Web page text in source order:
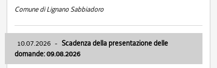
Comune di Lignano Sabbiadoro
10.07.2026 - Scadenza della presentazione delle
domande: 09.08.2026